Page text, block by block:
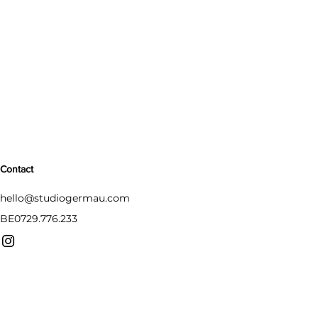
Contact
hello@studiogermau.com
BE0729.776.233